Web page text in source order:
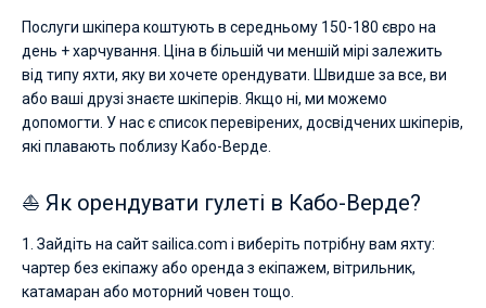
Послуги шкіпера коштують в середньому 150-180 євро на
день + харчування. Ціна в більшій чи меншій мірі залежить
від типу яхти, яку ви хочете орендувати. Швидше за все, ви
або ваші друзі знаєте шкіперів. Якщо ні, ми можемо
допомогти. У нас є список перевірених, досвідчених шкіперів,
які плавають поблизу Кабо-Верде.
⛵ Як орендувати гулеті в Кабо-Верде?
1. Зайдіть на сайт sailica.com і виберіть потрібну вам яхту:
чартер без екіпажу або оренда з екіпажем, вітрильник,
катамаран або моторний човен тощо.